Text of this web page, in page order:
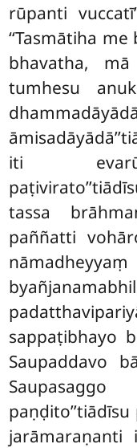
rūpanti
‘‘Tasmātiha
bhavatha,
tumhesu
iti
tassa
paññatti
sappaṭibhayo
Saupaddavo